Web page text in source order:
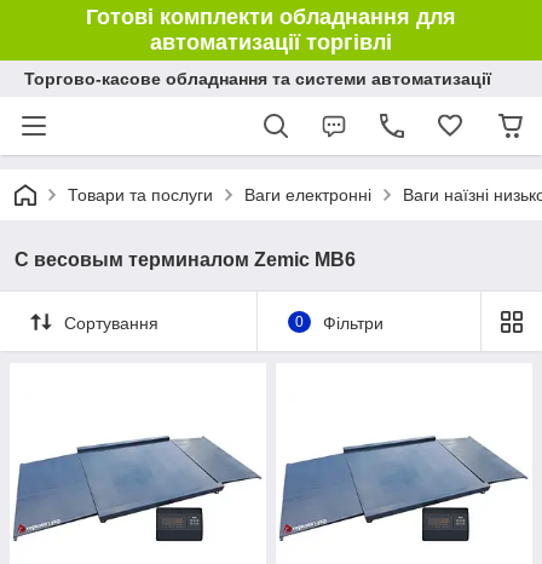
Готові комплекти обладнання для
автоматизації торгівлі
Торгово-касове обладнання та системи автоматизації
Товари та послуги Ваги електронні Ваги наїзні
С весовым терминалом Zemic MB6
Сортування 0 Фільтри